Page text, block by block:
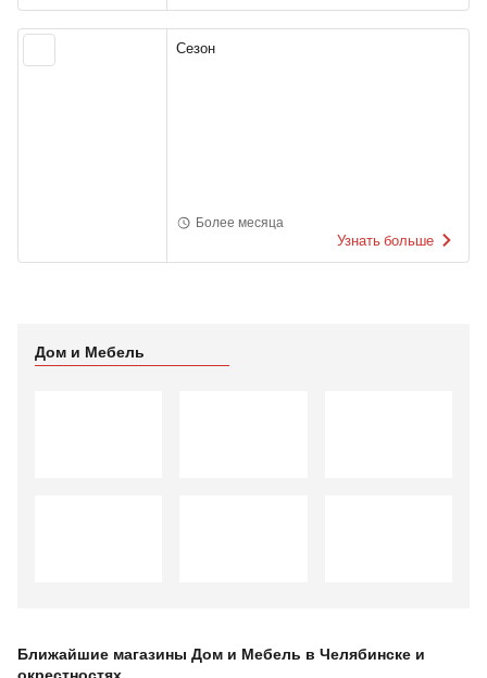
Сезон
Более месяца
Узнать больше
Дом и Мебель
Ближайшие магазины Дом и Мебель в Челябинске и